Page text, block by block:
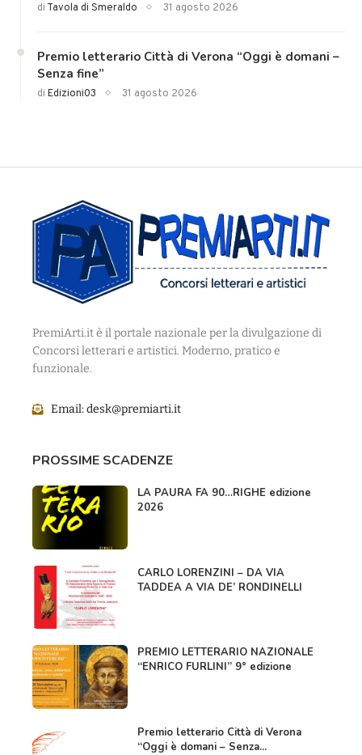
di Tavola di Smeraldo 31 agosto 2026
Premio letterario Città di Verona “Oggi è domani –
Senza fine”
di Edizioni03 31 agosto 2026
PremiArti.it è il portale nazionale per la divulgazione di
Concorsi letterari e artistici. Moderno, pratico e
funzionale.
Email:desk@premiarti.it
PROSSIME SCADENZE
LA PAURA FA 90…RIGHE edizione
2026
CARLO LORENZINI – DA VIA
TADDEA A VIA DE’ RONDINELLI
PREMIO LETTERARIO NAZIONALE
“ENRICO FURLINI” 9° edizione
Premio letterario Città di Verona
“Oggi è domani – Senza...